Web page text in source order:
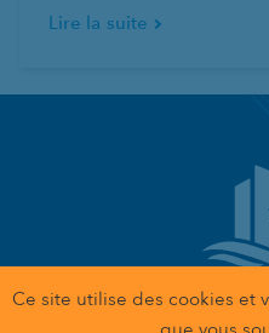
Lire la suite
Ce site utilise des cookies et